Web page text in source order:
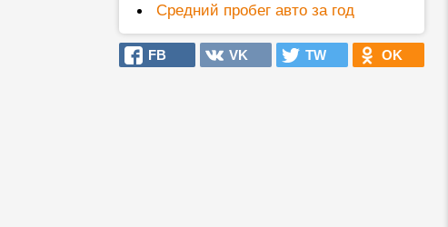
Средний пробег авто за год
FB VK TW OK